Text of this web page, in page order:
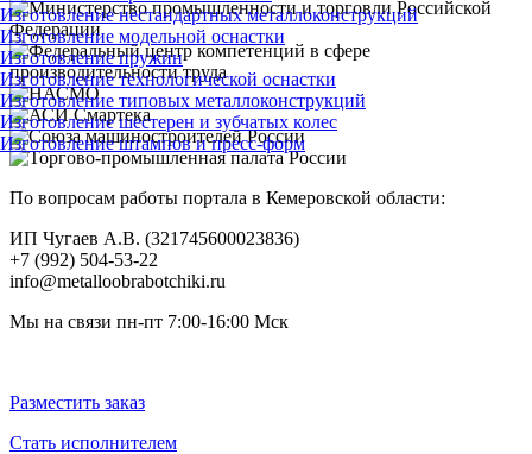
Изготовление нестандартных металлоконструкций
Изготовление модельной оснастки
Изготовление пружин
Изготовление технологической оснастки
Изготовление типовых металлоконструкций
Изготовление шестерен и зубчатых колес
Изготовление штампов и пресс-форм
По вопросам работы портала в Кемеровской области:
ИП Чугаев А.В. (321745600023836)
+7 (992) 504-53-22
info@metalloobrabotchiki.ru
Мы на связи пн-пт 7:00-16:00 Мск
Разместить заказ
Стать исполнителем